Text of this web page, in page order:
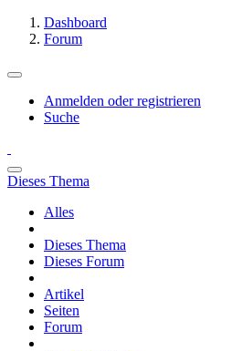
Dashboard
Forum
Anmelden oder registrieren
Suche
Dieses Thema
Alles
Dieses Thema
Dieses Forum
Artikel
Seiten
Forum